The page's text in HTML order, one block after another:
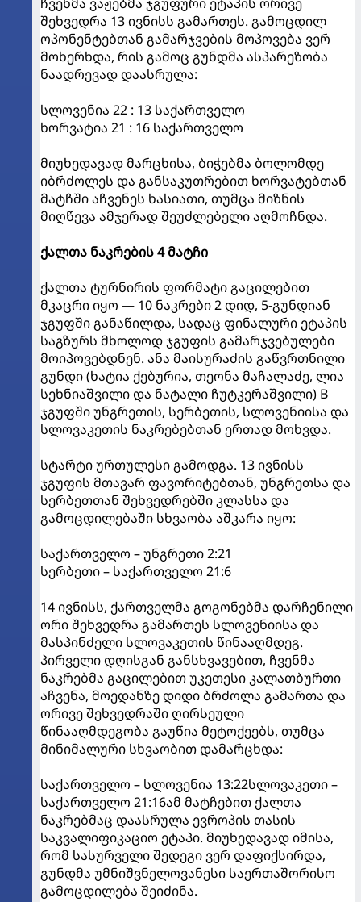
შეხვედრა 13 ივნისს გამართეს. გამოცდილ
ოპონენტებთან გამარჯვების მოპოვება ვერ
მოხერხდა, რის გამოც გუნდმა ასპარეზობა
ნაადრევად დაასრულა:
სლოვენია 22 : 13 საქართველო
ხორვატია 21 : 16 საქართველო
მიუხედავად მარცხისა, ბიჭებმა ბოლომდე
იბრძოლეს და განსაკუთრებით ხორვატებთან
მატჩში აჩვენეს ხასიათი, თუმცა მიზნის
მიღწევა ამჯერად შეუძლებელი აღმოჩნდა.
ქალთა ნაკრების 4 მატჩი
ქალთა ტურნირის ფორმატი გაცილებით
მკაცრი იყო — 10 ნაკრები 2 დიდ, 5-გუნდიან
ჯგუფში განაწილდა, სადაც ფინალური ეტაპის
საგზურს მხოლოდ ჯგუფის გამარჯვებულები
მოიპოვებდნენ. ანა მაისურაძის გაწვრთნილი
გუნდი (ხატია ქებურია, თეონა მაჩალაძე, ლია
სეხნიაშვილი და ნატალი ჩუტკერაშვილი) B
ჯგუფში უნგრეთის, სერბეთის, სლოვენიისა და
სლოვაკეთის ნაკრებებთან ერთად მოხვდა.
სტარტი ურთულესი გამოდგა. 13 ივნისს
ჯგუფის მთავარ ფავორიტებთან, უნგრეთსა და
სერბეთთან შეხვედრებში კლასსა და
გამოცდილებაში სხვაობა აშკარა იყო:
საქართველო – უნგრეთი 2:21
სერბეთი – საქართველო 21:6
14 ივნისს, ქართველმა გოგონებმა დარჩენილი
ორი შეხვედრა გამართეს სლოვენიისა და
მასპინძელი სლოვაკეთის წინააღმდეგ.
პირველი დღისგან განსხვავებით, ჩვენმა
ნაკრებმა გაცილებით უკეთესი კალათბურთი
აჩვენა, მოედანზე დიდი ბრძოლა გამართა და
ორივე შეხვედრაში ღირსეული
წინააღმდეგობა გაუწია მეტოქეებს, თუმცა
მინიმალური სხვაობით დამარცხდა:
საქართველო – სლოვენია 13:22სლოვაკეთი –
საქართველო 21:16ამ მატჩებით ქალთა
ნაკრებმაც დაასრულა ევროპის თასის
საკვალიფიკაციო ეტაპი. მიუხედავად იმისა,
რომ სასურველი შედეგი ვერ დაფიქსირდა,
გუნდმა უმნიშვნელოვანესი საერთაშორისო
გამოცდილება შეიძინა.